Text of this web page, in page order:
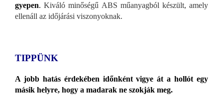
gyepen. Kiváló minőségű ABS műanyagból készült, amely
ellenáll az időjárási viszonyoknak.
TIPPÜNK
A jobb hatás érdekében időnként vigye át a hollót egy
másik helyre, hogy a madarak ne szokják meg.